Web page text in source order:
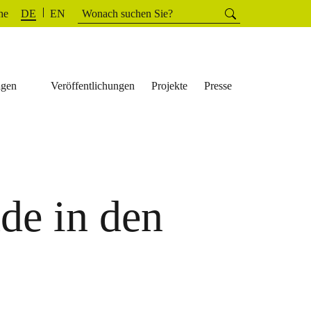
Suchen
nach:
Suchen
DE EN
Veröffentlichungen Projekte Presse
in den